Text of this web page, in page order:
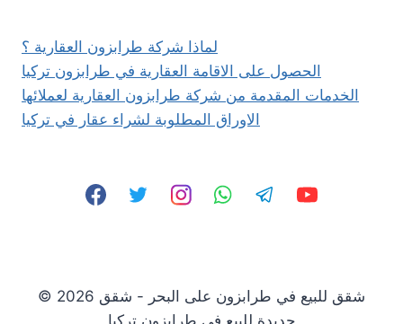
ارسين
ألتنكنت
90.000
$
لماذا شركة طرابزون العقارية ؟
الحصول على الاقامة العقارية في طرابزون تركيا
الخدمات المقدمة من شركة طرابزون العقارية لعملائها
الاوراق المطلوبة لشراء عقار في تركيا
© 2026 شقق للبيع في طرابزون على البحر - شقق